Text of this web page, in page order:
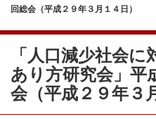
回総会（平成２９年３月１４日）
「人口減少社会
あり方研究会」平
会（平成２９年３